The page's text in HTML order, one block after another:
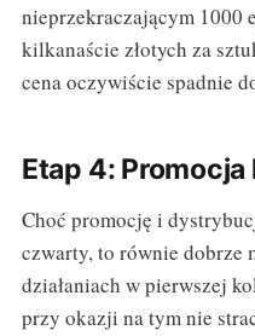
nieprzekraczającym 1000
kilkanaście złotych za
cena oczywiście spadnie
Etap 4: Promocja
Choć promocję i
czwarty, to równie dobrze
działaniach w pierwszej
przy okazji na tym nie